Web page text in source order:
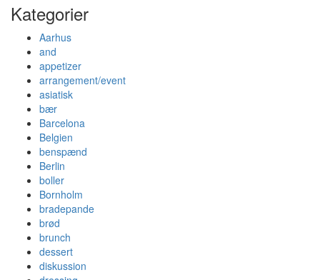
Kategorier
Aarhus
and
appetizer
arrangement/event
asiatisk
bær
Barcelona
Belgien
benspænd
Berlin
boller
Bornholm
bradepande
brød
brunch
dessert
diskussion